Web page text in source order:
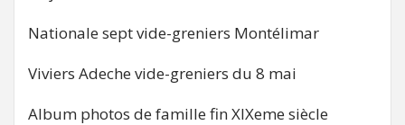
Nationale sept vide-greniers Montélimar
Viviers Adeche vide-greniers du 8 mai
Album photos de famille fin XIXeme siècle